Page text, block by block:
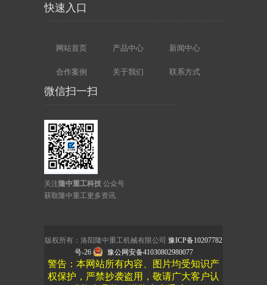
快速入口
网站首页 产品中心 新闻中心
合作案例 关于我们 联系方式
微信扫一扫
关注 隆中重工科技 公众号
获取隆中重工更多资讯
版权所有：洛阳隆中重工机械有限公司 豫ICP备10207782
号-26
豫公网安备41030802980077
警告：本网站所有内容、图片均受知识产
权保护，严禁抄袭盗用，敬请广大客户认